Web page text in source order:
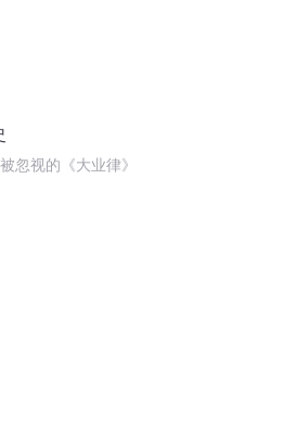
忽视的《大业律》